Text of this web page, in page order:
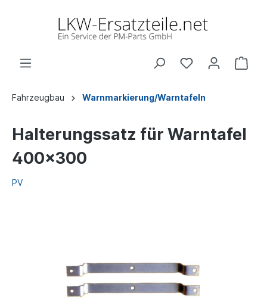
Fahrzeugbau Warnmarkierung/Warntafeln
Halterungssatz für Warntafel
400x300
PV